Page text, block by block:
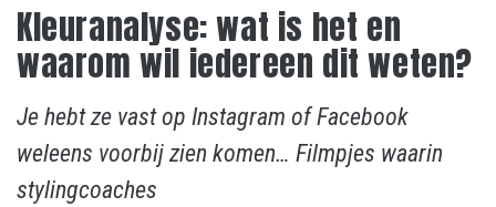
Kleuranalyse: wat is het en
waarom wil iedereen dit weten?
Je hebt ze vast op Instagram of Facebook
weleens voorbij zien komen… Filmpjes waarin
stylingcoaches